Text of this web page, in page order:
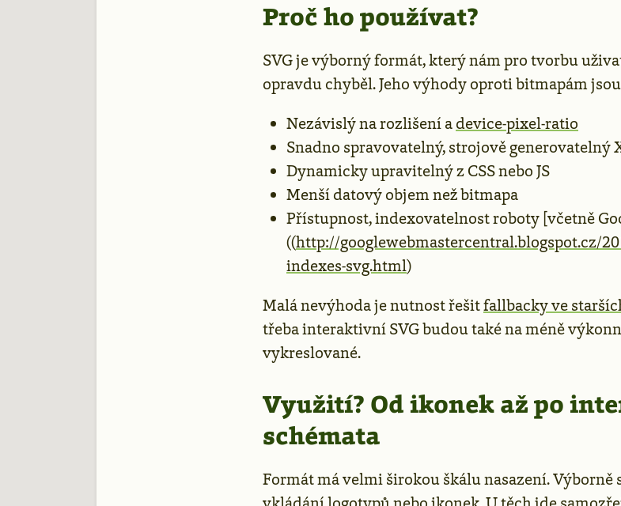
Proč ho používat?
SVG je výborný formát, který nám pro tvorbu
opravdu chyběl. Jeho výhody oproti bitmapám
Nezávislý na rozlišení adevice-pixel-ratio
Snadno spravovatelný, strojově generovatelný
Dynamicky upravitelný z CSS nebo JS
Menší datový objem než bitmapa
Přístupnost, indexovatelnost roboty [včetně
((http://googlewebmastercentral.blogspot.cz/
indexes-svg.html)
Malá nevýhoda je nutnost řešitfallbacky ve
třeba interaktivní SVG budou také na méně
vykreslované.
Využití? Od ikonek až po
schémata
Formát má velmi širokou škálu nasazení. Výborně